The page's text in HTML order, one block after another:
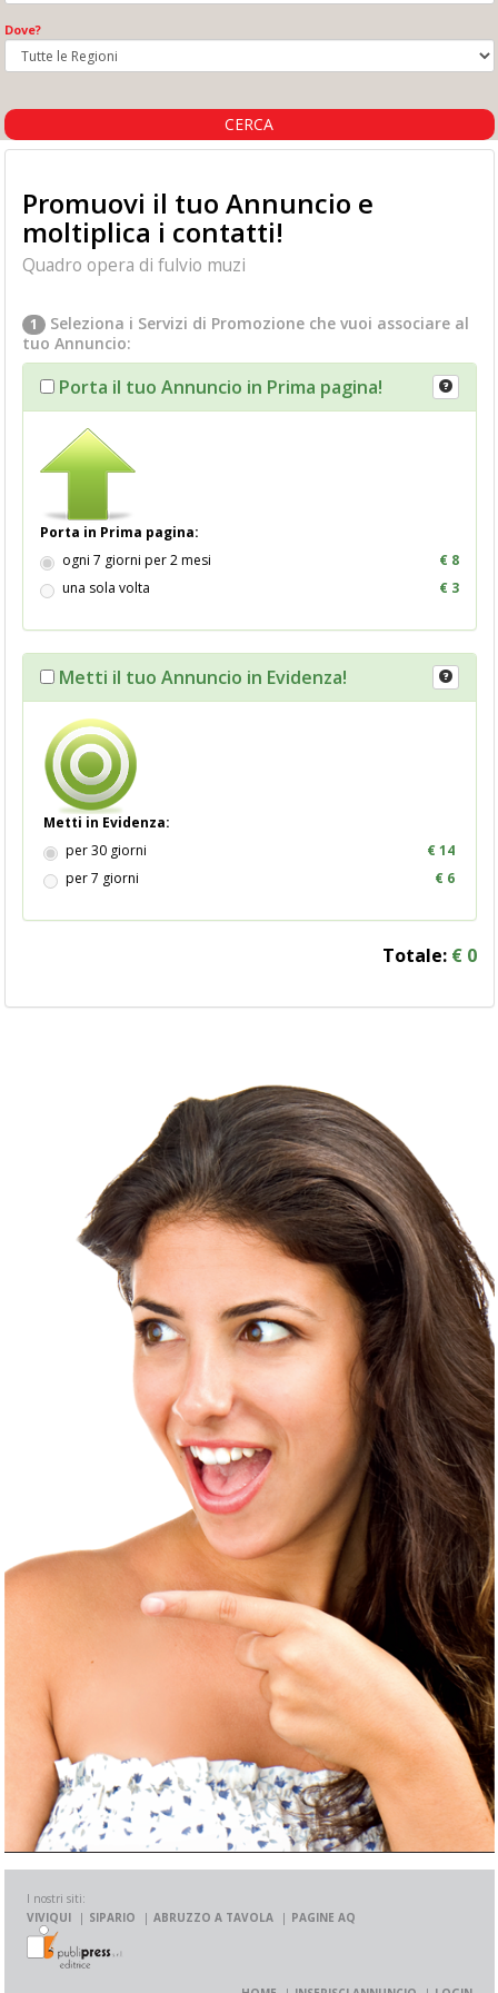
Dove?
CERCA
Promuovi il tuo Annuncio e
moltiplica i contatti!
Quadro opera di fulvio muzi
1 Seleziona i Servizi di Promozione che vuoi associare al
tuo Annuncio:
Porta il tuo Annuncio in Prima pagina!
Porta in Prima pagina:
ogni 7 giorni per 2 mesi
€ 8
una sola volta
€ 3
Metti il tuo Annuncio in Evidenza!
Metti in Evidenza:
per 30 giorni
€ 14
per 7 giorni
€ 6
Totale: € 0
I nostri siti:
VIVIQUI
SIPARIO ABRUZZO A TAVOLA PAGINE AQ